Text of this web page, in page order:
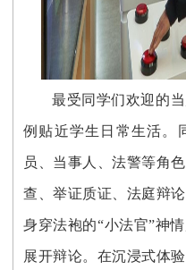
最受同学们欢迎的
例贴近学生日常生活。
员、当事人、法警等角
查、举证质证、法庭辩
身穿法袍的“小法官”神
展开辩论。在沉浸式体